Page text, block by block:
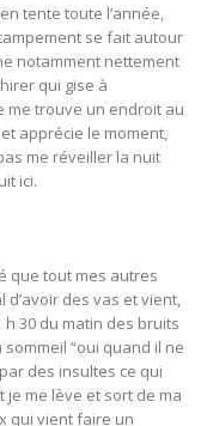
tente toute l’année,
se fait autour
notamment nettement
qui gise à
me trouve un endroit au
apprécie le moment,
me réveiller la nuit
ici.
que tout mes autres
des vas et vient,
30 du matin des bruits
“oui quand il ne
des insultes ce qui
me lève et sort de ma
qui vient faire un